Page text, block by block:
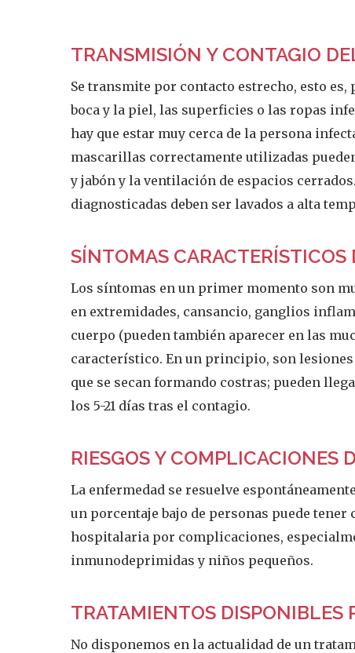
TRANSMISIÓN Y CONTAGIO
Se transmite por contacto estrecho, esto
boca y la piel, las superficies o las ropas
hay que estar muy cerca de la persona
mascarillas correctamente utilizadas
y jabón y la ventilación de espacios
diagnosticadas deben ser lavados a alta
SÍNTOMAS CARACTERÍSTICOS
Los síntomas en un primer momento son
en extremidades, cansancio, ganglios
cuerpo (pueden también aparecer en las
característico. En un principio, son
que se secan formando costras; pueden
los 5-21 días tras el contagio.
RIESGOS Y COMPLICACIONES
La enfermedad se resuelve
un porcentaje bajo de personas puede
hospitalaria por complicaciones,
inmunodeprimidas y niños pequeños.
TRATAMIENTOS DISPONIBLES
No disponemos en la actualidad de un